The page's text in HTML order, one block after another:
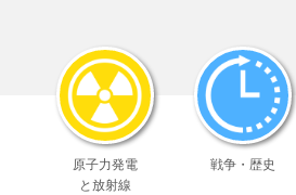
在外邦人はなるべく現地に
とどまってほしいと思っていました。
●昭和20年8月31日、終戦処理会議決定
在外邦人ハ・・・・出来得ル限リ
現地ニ於テ共存親和ノ実ヲ挙グベク
原子力発電
と放射線
戦争・歴史